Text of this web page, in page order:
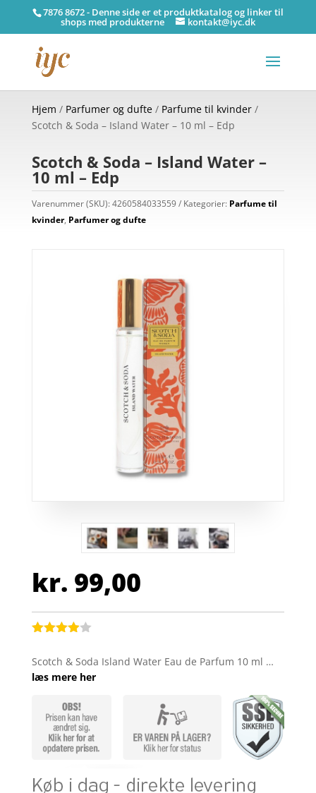
7876 8672 - Denne side er et produktkatalog og linker til
shops med produkterne kontakt@iyc.dk
Hjem / Parfumer og dufte/ Parfume til kvinder/
Scotch & Soda – Island Water – 10 ml – Edp
Scotch & Soda – Island Water –
10 ml – Edp
Varenummer (SKU):4260584033559 Kategorier: Parfume til
kvinder, Parfumer og dufte
kr. 99,00
ud af 5
baseret
ømmelse
Scotch & Soda Island Water Eau de Parfum 10 ml …
læs mere her